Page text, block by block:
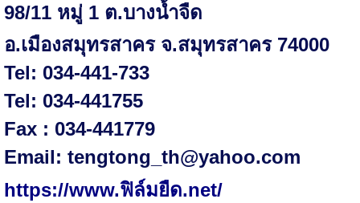
98/11 หมู่ 1 ต.บางน้ำจืด
อ.เมืองสมุทรสาคร จ.สมุทรสาคร 74000
Tel: 034-441-733
Tel: 034-441755
Fax : 034-441779
Email: tengtong_th@yahoo.com
https://www.ฟิล์มยืด.net/